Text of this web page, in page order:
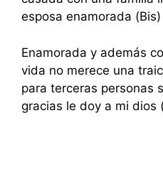
esposa enamorada (Bis)
Enamorada y además
vida no merece una
para terceras personas
gracias le doy a mi dios